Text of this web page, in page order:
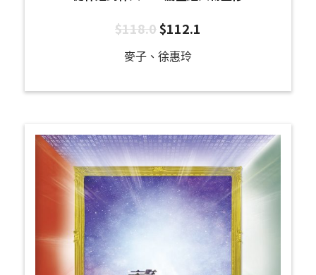
$118.0$112.1
麥子、徐惠玲